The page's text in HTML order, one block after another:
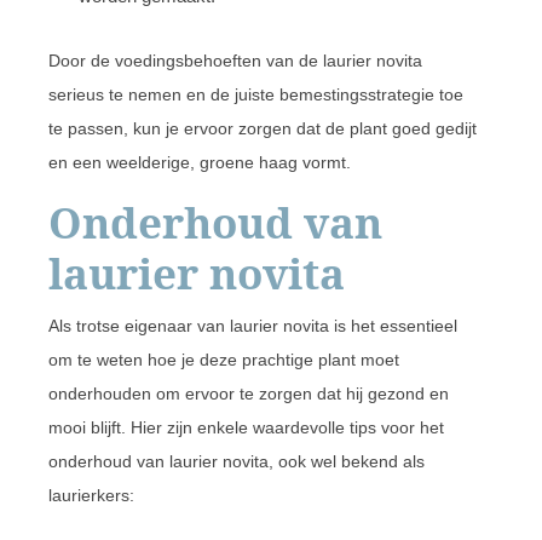
Door de voedingsbehoeften van de laurier novita
serieus te nemen en de juiste bemestingsstrategie toe
te passen, kun je ervoor zorgen dat de plant goed gedijt
en een weelderige, groene haag vormt.
Onderhoud van
laurier novita
Als trotse eigenaar van laurier novita is het essentieel
om te weten hoe je deze prachtige plant moet
onderhouden om ervoor te zorgen dat hij gezond en
mooi blijft. Hier zijn enkele waardevolle tips voor het
onderhoud van laurier novita, ook wel bekend als
laurierkers: